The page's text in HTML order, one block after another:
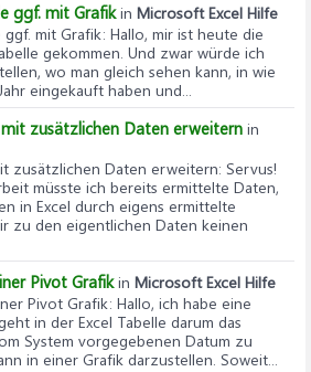
ggf. mit Grafikin Microsoft Excel Hilfe
ggf. mit Grafik: Hallo, mir ist heute die
gekommen. Und zwar würde ich
wo man gleich sehen kann, in wie
eingekauft haben und...
zusätzlichen Daten erweitern in
zusätzlichen Daten erweitern: Servus!
müsste ich bereits ermittelte Daten,
in Excel durch eigens ermittelte
zu den eigentlichen Daten keinen
Pivot Grafikin Microsoft Excel Hilfe
Pivot Grafik: Hallo, ich habe eine
in der Excel Tabelle darum das
System vorgegebenen Datum zu
in einer Grafik darzustellen. Soweit...